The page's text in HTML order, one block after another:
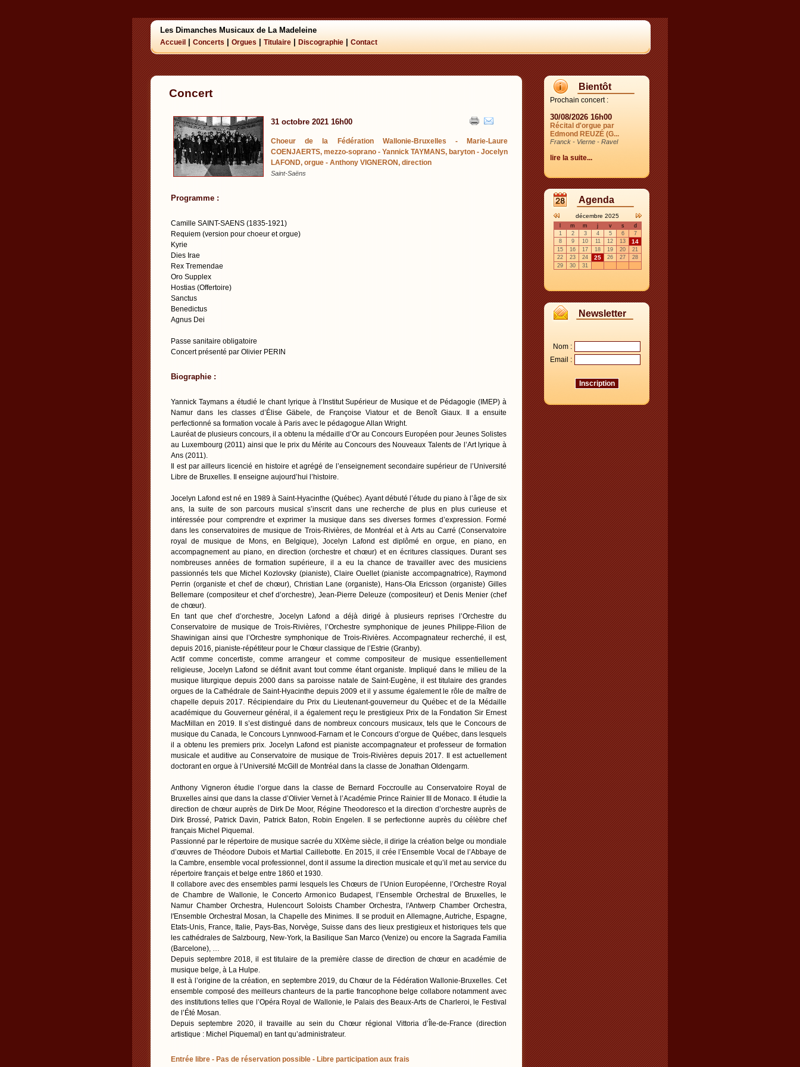
Les Dimanches Musicaux de La Madeleine
Accueil Concerts Orgues Titulaire Discographie Contact
Concert
31 octobre 2021 16h00
Choeur de la Fédération Wallonie-Bruxelles - Marie-Laure
COENJAERTS, mezzo-soprano - Yannick TAYMANS, baryton - Jocelyn
LAFOND, orgue - Anthony VIGNERON, direction
Saint-Saëns
Programme :
Camille SAINT-SAENS (1835-1921)
Requiem (version pour choeur et orgue)
Kyrie
Dies Irae
Rex Tremendae
Oro Supplex
Hostias (Offertoire)
Sanctus
Benedictus
Agnus Dei
Passe sanitaire obligatoire
Concert présenté par Olivier PERIN
Biographie :
Yannick Taymans a étudié le chant lyrique à l’Institut Supérieur de Musique et de Pédagogie (IMEP) à
Namur dans les classes d’Élise Gäbele, de Françoise Viatour et de Benoît Giaux. Il a ensuite
perfectionné sa formation vocale à Paris avec le pédagogue Allan Wright.
Lauréat de plusieurs concours, il a obtenu la médaille d’Or au Concours Européen pour Jeunes Solistes
au Luxembourg (2011) ainsi que le prix du Mérite au Concours des Nouveaux Talents de l’Art lyrique à
Ans (2011).
Il est par ailleurs licencié en histoire et agrégé de l’enseignement secondaire supérieur de l’Université
Libre de Bruxelles. Il enseigne aujourd’hui l’histoire.
Jocelyn Lafond est né en 1989 à Saint-Hyacinthe (Québec). Ayant débuté l’étude du piano à l’âge de six
ans, la suite de son parcours musical s’inscrit dans une recherche de plus en plus curieuse et
intéressée pour comprendre et exprimer la musique dans ses diverses formes d’expression. Formé
dans les conservatoires de musique de Trois-Rivières, de Montréal et à Arts au Carré (Conservatoire
royal de musique de Mons, en Belgique), Jocelyn Lafond est diplômé en orgue, en piano, en
accompagnement au piano, en direction (orchestre et chœur) et en écritures classiques. Durant ses
nombreuses années de formation supérieure, il a eu la chance de travailler avec des musiciens
passionnés tels que Michel Kozlovsky (pianiste), Claire Ouellet (pianiste accompagnatrice), Raymond
Perrin (organiste et chef de chœur), Christian Lane (organiste), Hans-Ola Ericsson (organiste) Gilles
Bellemare (compositeur et chef d’orchestre), Jean-Pierre Deleuze (compositeur) et Denis Menier (chef
de chœur).
En tant que chef d’orchestre, Jocelyn Lafond a déjà dirigé à plusieurs reprises l’Orchestre du
Conservatoire de musique de Trois-Rivières, l’Orchestre symphonique de jeunes Philippe-Filion de
Shawinigan ainsi que l’Orchestre symphonique de Trois-Rivières. Accompagnateur recherché, il est,
depuis 2016, pianiste-répétiteur pour le Chœur classique de l’Estrie (Granby).
Actif comme concertiste, comme arrangeur et comme compositeur de musique essentiellement
religieuse, Jocelyn Lafond se définit avant tout comme étant organiste. Impliqué dans le milieu de la
musique liturgique depuis 2000 dans sa paroisse natale de Saint-Eugène, il est titulaire des grandes
orgues de la Cathédrale de Saint-Hyacinthe depuis 2009 et il y assume également le rôle de maître de
chapelle depuis 2017. Récipiendaire du Prix du Lieutenant-gouverneur du Québec et de la Médaille
académique du Gouverneur général, il a également reçu le prestigieux Prix de la Fondation Sir Ernest
MacMillan en 2019. Il s’est distingué dans de nombreux concours musicaux, tels que le Concours de
musique du Canada, le Concours Lynnwood-Farnam et le Concours d’orgue de Québec, dans lesquels
il a obtenu les premiers prix. Jocelyn Lafond est pianiste accompagnateur et professeur de formation
musicale et auditive au Conservatoire de musique de Trois-Rivières depuis 2017. Il est actuellement
doctorant en orgue à l’Université McGill de Montréal dans la classe de Jonathan Oldengarm.
Anthony Vigneron étudie l’orgue dans la classe de Bernard Foccroulle au Conservatoire Royal de
Bruxelles ainsi que dans la classe d’Olivier Vernet à l’Académie Prince Rainier III de Monaco. Il étudie la
direction de chœur auprès de Dirk De Moor, Régine Theodoresco et la direction d’orchestre auprès de
Dirk Brossé, Patrick Davin, Patrick Baton, Robin Engelen. Il se perfectionne auprès du célèbre chef
français Michel Piquemal.
Passionné par le répertoire de musique sacrée du XIXème siècle, il dirige la création belge ou mondiale
d’œuvres de Théodore Dubois et Martial Caillebotte. En 2015, il crée l’Ensemble Vocal de l’Abbaye de
la Cambre, ensemble vocal professionnel, dont il assume la direction musicale et qu’il met au service du
répertoire français et belge entre 1860 et 1930.
Il collabore avec des ensembles parmi lesquels les Chœurs de l’Union Européenne, l’Orchestre Royal
de Chambre de Wallonie, le Concerto Armonico Budapest, l’Ensemble Orchestral de Bruxelles, le
Namur Chamber Orchestra, Hulencourt Soloists Chamber Orchestra, l'Antwerp Chamber Orchestra,
l'Ensemble Orchestral Mosan, la Chapelle des Minimes. Il se produit en Allemagne, Autriche, Espagne,
Etats-Unis, France, Italie, Pays-Bas, Norvège, Suisse dans des lieux prestigieux et historiques tels que
les cathédrales de Salzbourg, New-York, la Basilique San Marco (Venize) ou encore la Sagrada Familia
(Barcelone), …
Depuis septembre 2018, il est titulaire de la première classe de direction de chœur en académie de
musique belge, à La Hulpe.
Il est à l’origine de la création, en septembre 2019, du Chœur de la Fédération Wallonie-Bruxelles. Cet
ensemble composé des meilleurs chanteurs de la partie francophone belge collabore notamment avec
des institutions telles que l’Opéra Royal de Wallonie, le Palais des Beaux-Arts de Charleroi, le Festival
de l’Été Mosan.
Depuis septembre 2020, il travaille au sein du Chœur régional Vittoria d’Île-de-France (direction
artistique : Michel Piquemal) en tant qu’administrateur.
Entrée libre - Pas de réservation possible - Libre participation aux frais
Bientôt
Prochain concert :
30/08/2026 16h00
Récital d'orgue par
Edmond REUZÉ (G...
Franck - Vierne - Ravel
lire la suite...
Agenda
décembre 2025
m m j v s
d
1
2 3 4 5 6
7
8
9 10 11 12 13 14
15 16 17 18 19 20
21
22
23 24 25 26 27
28
29
30 31
Newsletter
Nom :
Email :